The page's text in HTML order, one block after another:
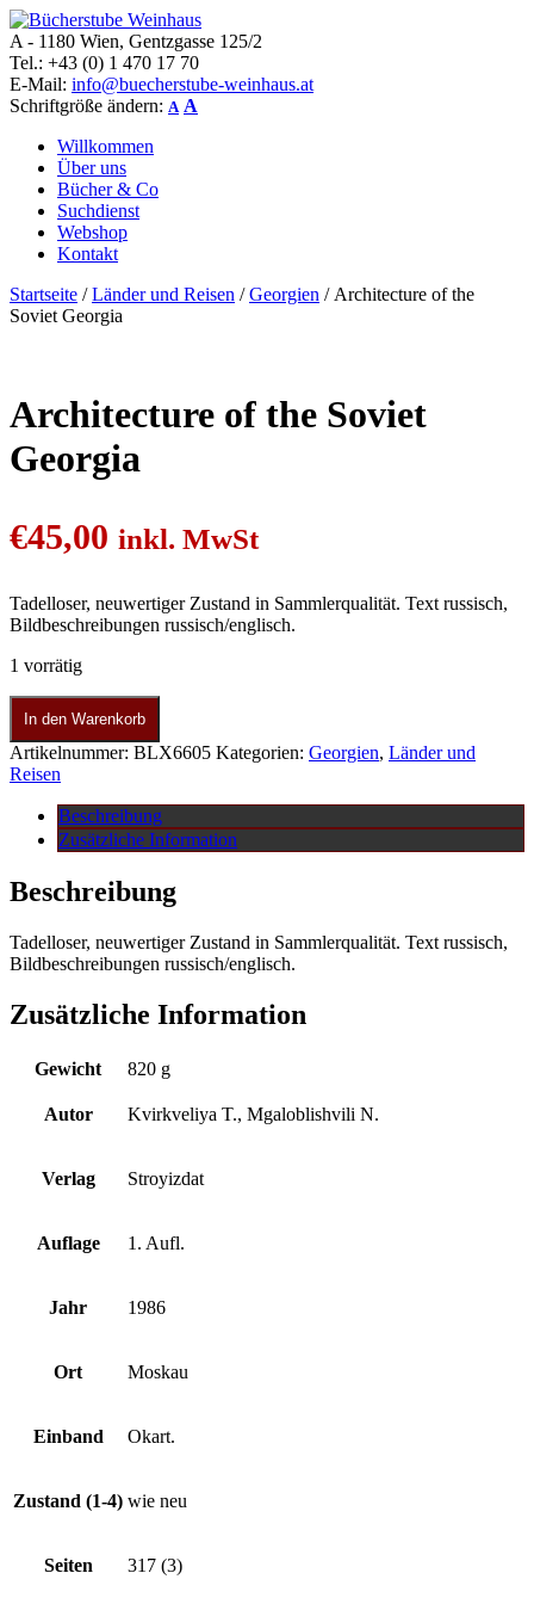
Bücherstube Weinhaus
Verkauf von seltenen antiquarischen und alten, teilweise noch
verlagsneuen Bücher.
A - 1180 Wien, Gentzgasse 125/2
Tel.: +43 (0) 1 470 17 70
E-Mail: info@buecherstube-weinhaus.at
Schriftgröße ändern: A A
Willkommen
Über uns
Bücher & Co
Suchdienst
Webshop
Kontakt
Startseite /Länder und Reisen /Georgien / Architecture of the
Soviet Georgia
Architecture of the Soviet
Georgia
€45,00 inkl. MwSt
Tadelloser, neuwertiger Zustand in Sammlerqualität. Text russisch,
Bildbeschreibungen russisch/englisch.
1 vorrätig
In den Warenkorb
Artikelnummer: BLX6605 Kategorien: Georgien, Länder und
Reisen
Beschreibung
Zusätzliche Information
Beschreibung
Tadelloser, neuwertiger Zustand in Sammlerqualität. Text russisch,
Bildbeschreibungen russisch/englisch.
Zusätzliche Information
Gewicht 820 g
Autor Kvirkveliya T., Mgaloblishvili N.
Verlag Stroyizdat
Auflage 1. Aufl.
Jahr 1986
Ort Moskau
Einband Okart.
Zustand (1-4) wie neu
Seiten 317 (3)